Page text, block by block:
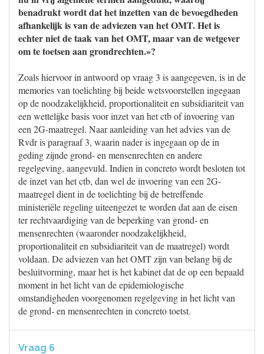
benadrukt wordt dat het inzetten van de bevoegdheden
afhankelijk is van de adviezen van het OMT. Het is
echter niet de taak van het OMT, maar van de wetgever
om te toetsen aan grondrechten.»?
Zoals hiervoor in antwoord op vraag 3 is aangegeven, is in de
memories van toelichting bij beide wetsvoorstellen ingegaan
op de noodzakelijkheid, proportionaliteit en subsidiariteit van
een wettelijke basis voor inzet van het ctb of invoering van
een 2G-maatregel. Naar aanleiding van het advies van de
Rvdr is paragraaf 3, waarin nader is ingegaan op de in
geding zijnde grond- en mensenrechten en andere
regelgeving, aangevuld. Indien in concreto wordt besloten tot
de inzet van het ctb, dan wel de invoering van een 2G-
maatregel dient in de toelichting bij de betreffende
ministeriële regeling uiteengezet te worden dat aan de eisen
ter rechtvaardiging van de beperking van grond- en
mensenrechten (waaronder noodzakelijkheid,
proportionaliteit en subsidiariteit van de maatregel) wordt
voldaan. De adviezen van het OMT zijn van belang bij de
besluitvorming, maar het is het kabinet dat de op een bepaald
moment in het licht van de epidemiologische
omstandigheden voorgenomen regelgeving in het licht van
de grond- en mensenrechten in concreto toetst.
Vraag 6